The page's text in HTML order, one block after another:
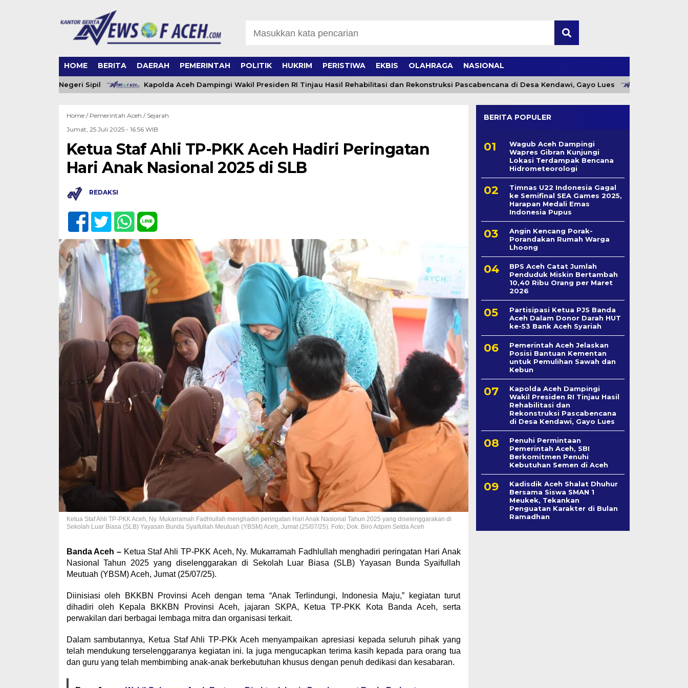
HOME BERITA DAERAH PEMERINTAH POLITIK HUKRIM PERISTIWA EKBIS OLAHRAGA NASIONAL
Pegawai Negeri Sipil Kapolda Aceh Dampingi Wakil Presiden RI Tinjau Hasil Rehabilitasi dan Rekonstruksi Pascabencana di Desa Kendawi, Gayo Lues
Home / Pemerintah Aceh / Sejarah
Jumat, 25 Juli 2025 - 16:56 WIB
Ketua Staf Ahli TP-PKK Aceh Hadiri Peringatan
Hari Anak Nasional 2025 di SLB
REDAKSI
Ketua Staf Ahli TP-PKK Aceh, Ny. Mukarramah Fadhlullah menghadiri peringatan Hari Anak Nasional Tahun 2025 yang diselenggarakan di
Sekolah Luar Biasa (SLB) Yayasan Bunda Syaifullah Meutuah (YBSM) Aceh, Jumat (25/07/25). Foto; Dok. Biro Adpim Setda Aceh
Banda Aceh –Ketua Staf Ahli TP-PKK Aceh, Ny. Mukarramah Fadhlullah menghadiri peringatan Hari Anak
Nasional Tahun 2025 yang diselenggarakan di Sekolah Luar Biasa (SLB) Yayasan Bunda Syaifullah
Meutuah (YBSM) Aceh, Jumat (25/07/25).
Diinisiasi oleh BKKBN Provinsi Aceh dengan tema “Anak Terlindungi, Indonesia Maju,” kegiatan turut
dihadiri oleh Kepala BKKBN Provinsi Aceh, jajaran SKPA, Ketua TP-PKK Kota Banda Aceh, serta
perwakilan dari berbagai lembaga mitra dan organisasi terkait.
Dalam sambutannya, Ketua Staf Ahli TP-PKk Aceh menyampaikan apresiasi kepada seluruh pihak yang
telah mendukung terselenggaranya kegiatan ini. Ia juga mengucapkan terima kasih kepada para orang tua
dan guru yang telah membimbing anak-anak berkebutuhan khusus dengan penuh dedikasi dan kesabaran.
BERITA POPULER
Wagub Aceh Dampingi
Wapres Gibran Kunjungi
Lokasi Terdampak Bencana
Hidrometeorologi
Timnas U22 Indonesia Gagal
ke Semifinal SEA Games 2025,
Harapan Medali Emas
Indonesia Pupus
Angin Kencang Porak-
Porandakan Rumah Warga
Lhoong
BPS Aceh Catat Jumlah
Penduduk Miskin Bertambah
10,40 Ribu Orang per Maret
2026
Partisipasi Ketua PJS Banda
Aceh Dalam Donor Darah HUT
ke-53 Bank Aceh Syariah
Pemerintah Aceh Jelaskan
Posisi Bantuan Kementan
untuk Pemulihan Sawah dan
Kebun
Kapolda Aceh Dampingi
Wakil Presiden RI Tinjau Hasil
Rehabilitasi dan
Rekonstruksi Pascabencana
di Desa Kendawi, Gayo Lues
Penuhi Permintaan
Pemerintah Aceh, SBI
Berkomitmen Penuhi
Kebutuhan Semen di Aceh
Kadisdik Aceh Shalat Dhuhur
Bersama Siswa SMAN 1
Meukek, Tekankan
Penguatan Karakter di Bulan
Ramadhan